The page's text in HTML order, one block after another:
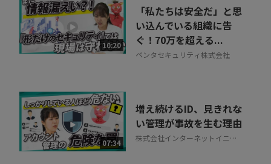
10:20
「私たちは安全だ」と思
い込んでいる組織に告
ぐ！70万を超える...
ペンタセキュリティ株式会社
07:34
増え続けるID、見きれな
い管理が事故を生む理由
株式会社インターネットイニシ